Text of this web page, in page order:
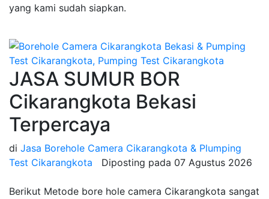
yang kami sudah siapkan.
JASA SUMUR BOR
Cikarangkota Bekasi
Terpercaya
di Jasa Borehole Camera Cikarangkota & Plumping
Test Cikarangkota
Diposting pada 07 Agustus 2026
Berikut Metode bore hole camera Cikarangkota sangat